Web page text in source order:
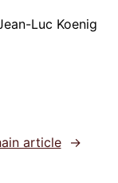
Luc Koenig
article →